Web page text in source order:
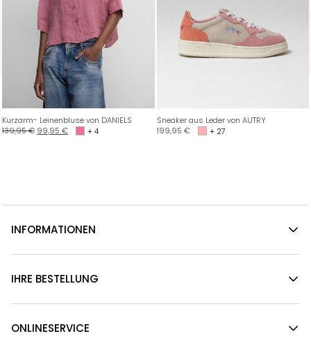
Kurzarm- Leinenbluse von DANIELS
139,95€ 99,95 € + 4
Sneaker aus Leder von AUTRY
199,95 € + 27
INFORMATIONEN
IHRE BESTELLUNG
ONLINESERVICE